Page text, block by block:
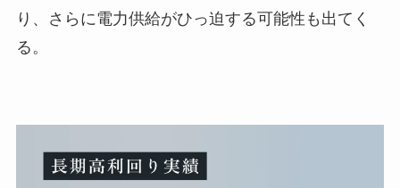
り、さらに電力供給がひっ迫する可能性も出てく
る。